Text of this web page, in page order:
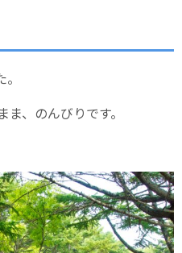
、のんびりです。